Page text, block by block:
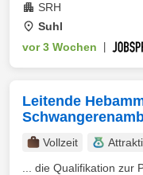
SRH
Suhl
vor 3 Wochen
Leitende
Vollzeit
... die Qualifikation zur